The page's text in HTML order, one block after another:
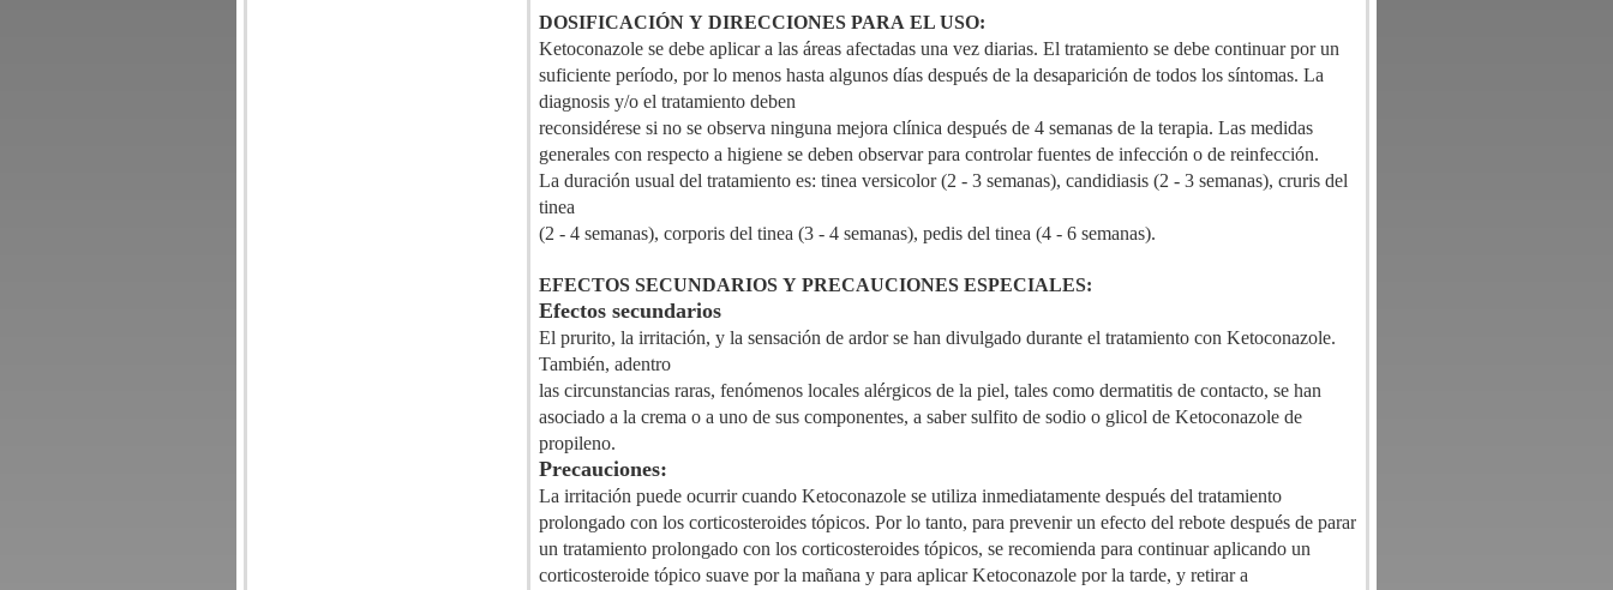
DOSIFICACIÓN Y DIRECCIONES PARA EL USO:
Ketoconazole se debe aplicar a las áreas afectadas una vez diarias. El tratamiento se debe continuar por un
suficiente período, por lo menos hasta algunos días después de la desaparición de todos los síntomas. La
diagnosis y/o el tratamiento deben
reconsidérese si no se observa ninguna mejora clínica después de 4 semanas de la terapia. Las medidas
generales con respecto a higiene se deben observar para controlar fuentes de infección o de reinfección.
La duración usual del tratamiento es: tinea versicolor (2 - 3 semanas), candidiasis (2 - 3 semanas), cruris del
tinea
(2 - 4 semanas), corporis del tinea (3 - 4 semanas), pedis del tinea (4 - 6 semanas).
EFECTOS SECUNDARIOS Y PRECAUCIONES ESPECIALES:
Efectos secundarios
El prurito, la irritación, y la sensación de ardor se han divulgado durante el tratamiento con Ketoconazole.
También, adentro
las circunstancias raras, fenómenos locales alérgicos de la piel, tales como dermatitis de contacto, se han
asociado a la crema o a uno de sus componentes, a saber sulfito de sodio o glicol de Ketoconazole de
propileno.
Precauciones:
La irritación puede ocurrir cuando Ketoconazole se utiliza inmediatamente después del tratamiento
prolongado con los corticosteroides tópicos. Por lo tanto, para prevenir un efecto del rebote después de parar
un tratamiento prolongado con los corticosteroides tópicos, se recomienda para continuar aplicando un
corticosteroide tópico suave por la mañana y para aplicar Ketoconazole por la tarde, y retirar a